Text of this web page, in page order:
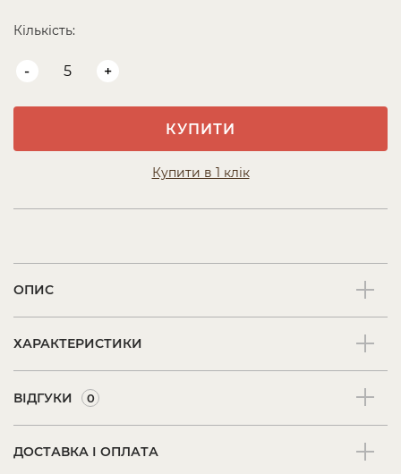
Кількість:
- +
КУПИТИ
Купити в 1 клік
ОПИС
ХАРАКТЕРИСТИКИ
ВІДГУКИ 0
ДОСТАВКА І ОПЛАТА